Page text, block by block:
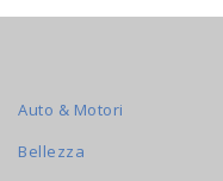
Auto & Motori
Bellezza